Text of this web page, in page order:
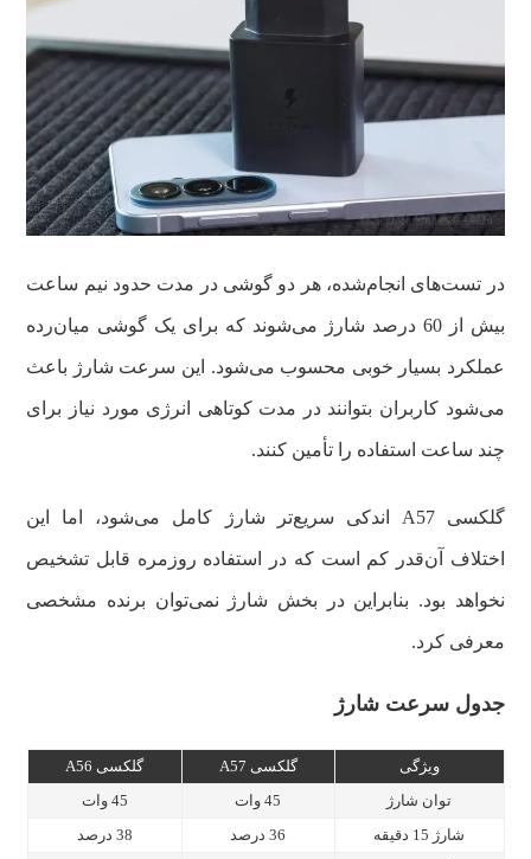
در تست‌های انجام‌شده، هر دو گوشی در مدت حدود نیم ساعت
بیش از 60 درصد شارژ می‌شوند که برای یک گوشی میان‌رده
عملکرد بسیار خوبی محسوب می‌شود. این سرعت شارژ باعث
می‌شود کاربران بتوانند در مدت کوتاهی انرژی مورد نیاز برای
چند ساعت استفاده را تأمین کنند.
گلکسی A57 اندکی سریع‌تر شارژ کامل می‌شود، اما این
اختلاف آن‌قدر کم است که در استفاده روزمره قابل تشخیص
نخواهد بود. بنابراین در بخش شارژ نمی‌توان برنده مشخصی
معرفی کرد.
جدول سرعت شارژ
ویژگی گلکسی A57
گلکسی A56
توان شارژ
45 وات
45 وات
شارژ 15 دقیقه
36 درصد
38 درصد